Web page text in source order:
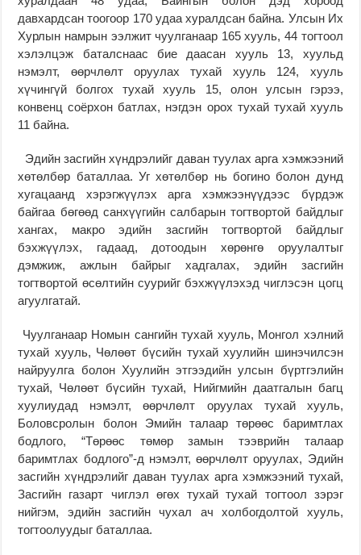
давхардсан тоогоор 170 удаа хуралдсан байна. Улсын Их
Хурлын намрын ээлжит чуулганаар 165 хууль, 44 тогтоол
хэлэлцэж баталснаас бие даасан хууль 13, хуульд
нэмэлт, өөрчлөлт оруулах тухай хууль 124, хууль
хүчингүй болгох тухай хууль 15, олон улсын гэрээ,
конвенц соёрхон батлах, нэгдэн орох тухай тухай хууль
11 байна.
Эдийн засгийн хүндрэлийг даван туулах арга хэмжээний
хөтөлбөр баталлаа. Уг хөтөлбөр нь богино болон дунд
хугацаанд хэрэгжүүлэх арга хэмжээнүүдээс бүрдэж
байгаа бөгөөд санхүүгийн салбарын тогтвортой байдлыг
хангах, макро эдийн засгийн тогтвортой байдлыг
бэхжүүлэх, гадаад, дотоодын хөрөнгө оруулалтыг
дэмжиж, ажлын байрыг хадгалах, эдийн засгийн
тогтвортой өсөлтийн суурийг бэхжүүлэхэд чиглэсэн цогц
агуулгатай.
Чуулганаар Номын сангийн тухай хууль, Монгол хэлний
тухай хууль, Чөлөөт бүсийн тухай хуулийн шинэчилсэн
найруулга болон Хуулийн этгээдийн улсын бүртгэлийн
тухай, Чөлөөт бүсийн тухай, Нийгмийн даатгалын багц
хуулиудад нэмэлт, өөрчлөлт оруулах тухай хууль,
Боловсролын болон Эмийн талаар төрөөс баримтлах
бодлого, “Төрөөс төмөр замын тээврийн талаар
баримтлах бодлого”-д нэмэлт, өөрчлөлт оруулах, Эдийн
засгийн хүндрэлийг даван туулах арга хэмжээний тухай,
Засгийн газарт чиглэл өгөх тухай тухай тогтоол зэрэг
нийгэм, эдийн засгийн чухал ач холбогдолтой хууль,
тогтоолуудыг баталлаа.